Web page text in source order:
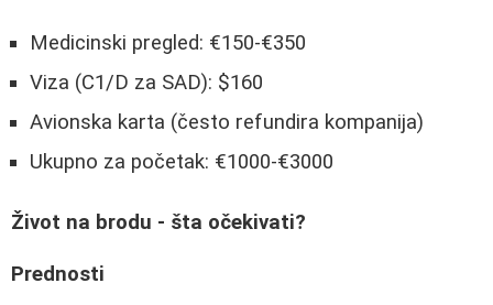
Medicinski pregled: €150-€350
Viza (C1/D za SAD): $160
Avionska karta (često refundira kompanija)
Ukupno za početak: €1000-€3000
Život na brodu - šta očekivati?
Prednosti